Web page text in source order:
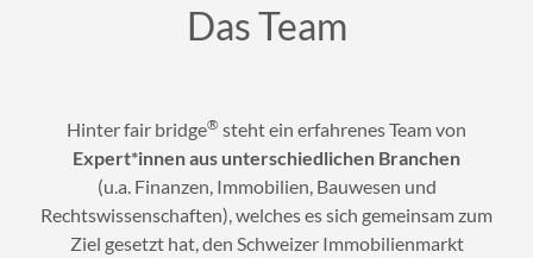
Das Team
Hinter fair bridge® steht ein erfahrenes Team von
Expert*innen aus unterschiedlichen Branchen
(u.a. Finanzen, Immobilien, Bauwesen und
Rechtswissenschaften), welches es sich gemeinsam zum
Ziel gesetzt hat, den Schweizer Immobilienmarkt